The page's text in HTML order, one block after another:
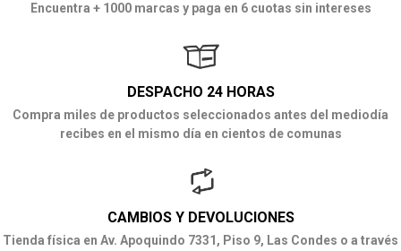
Encuentra + 1000 marcas y paga en 6 cuotas sin intereses
DESPACHO 24 HORAS
Compra miles de productos seleccionados antes del mediodía
recibes en el mismo día en cientos de comunas
CAMBIOS Y DEVOLUCIONES
Tienda física en Av. Apoquindo 7331, Piso 9, Las Condes o a través